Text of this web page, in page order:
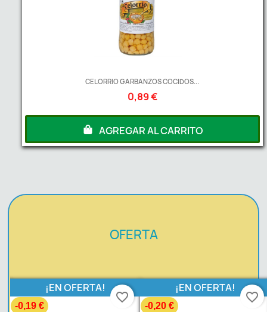
CELORRIO GARBANZOS COCIDOS...
0,89 €
AGREGAR AL CARRITO
OFERTA
¡EN OFERTA!
-0,19 €
favorite_border
¡EN OFERTA!
-0,20 €
favorite_border